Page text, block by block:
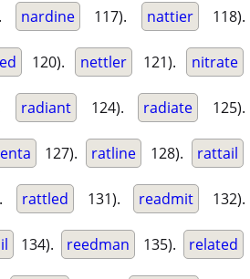
nardine 117). nattier 118).
120). nettler 121). nitrate
radiant 124). radiate 125).
127). ratline 128). rattail
rattled 131). readmit 132).
134). reedman 135). related